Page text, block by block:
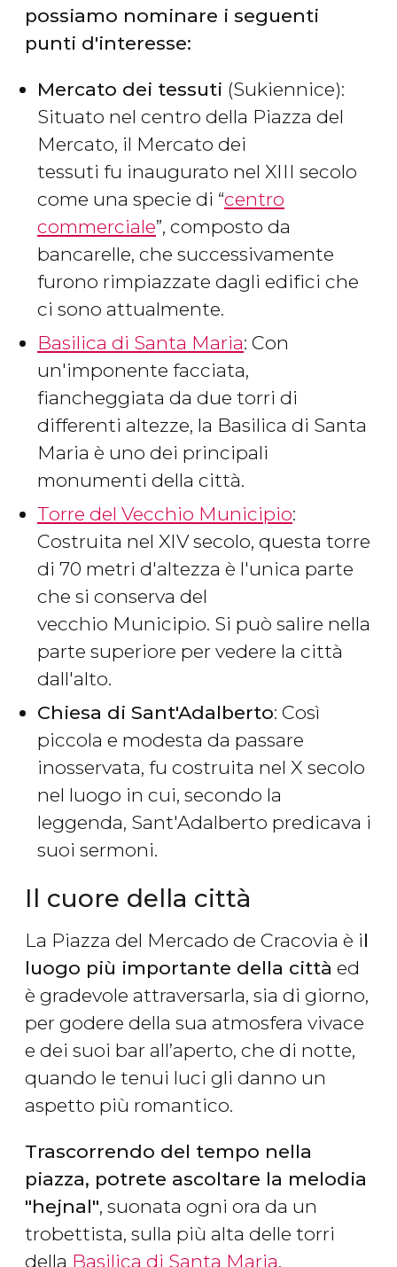
possiamo nominare i seguenti
punti d'interesse:
Mercato dei tessuti (Sukiennice):
Situato nel centro della Piazza del
Mercato, il Mercato dei
tessuti fu inaugurato nel XIII secolo
come una specie di “centro
commerciale”, composto da
bancarelle, che successivamente
furono rimpiazzate dagli edifici che
ci sono attualmente.
Basilica di Santa Maria: Con
un'imponente facciata,
fiancheggiata da due torri di
differenti altezze, la Basilica di Santa
Maria è uno dei principali
monumenti della città.
Torre del Vecchio Municipio:
Costruita nel XIV secolo, questa torre
di 70 metri d'altezza è l'unica parte
che si conserva del
vecchio Municipio. Si può salire nella
parte superiore per vedere la città
dall'alto.
Chiesa di Sant'Adalberto: Così
piccola e modesta da passare
inosservata, fu costruita nel X secolo
nel luogo in cui, secondo la
leggenda, Sant'Adalberto predicava i
suoi sermoni.
Il cuore della città
La Piazza del Mercado de Cracovia è il
luogo più importante della città ed
è gradevole attraversarla, sia di giorno,
per godere della sua atmosfera vivace
e dei suoi bar all’aperto, che di notte,
quando le tenui luci gli danno un
aspetto più romantico.
Trascorrendo del tempo nella
piazza, potrete ascoltare la melodia
"hejnal", suonata ogni ora da un
trobettista, sulla più alta delle torri
della Basilica di Santa Maria.